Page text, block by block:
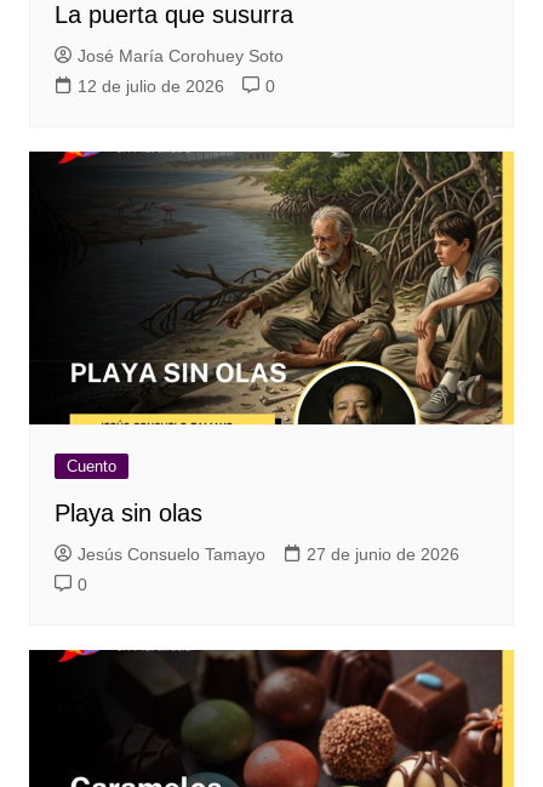
La puerta que susurra
José María Corohuey Soto
12 de julio de 2026
0
Cuento
Playa sin olas
Jesús Consuelo Tamayo
27 de junio de 2026
0